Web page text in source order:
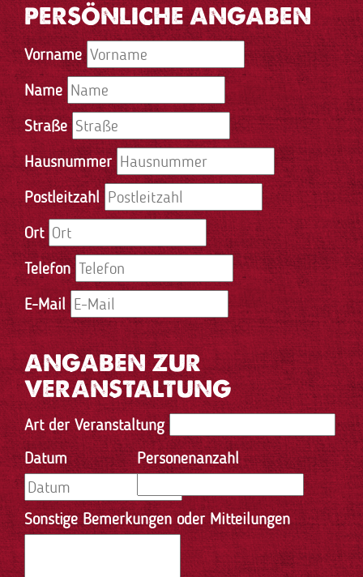
PERSÖNLICHE ANGABEN
Vorname
Name
Straße
Hausnummer
Postleitzahl
Ort
Telefon
E-Mail
ANGABEN ZUR
VERANSTALTUNG
Art der Veranstaltung
Datum
Personenanzahl
Sonstige Bemerkungen oder Mitteilungen